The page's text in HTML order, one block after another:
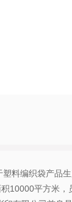
料编织袋产品
10000平方米